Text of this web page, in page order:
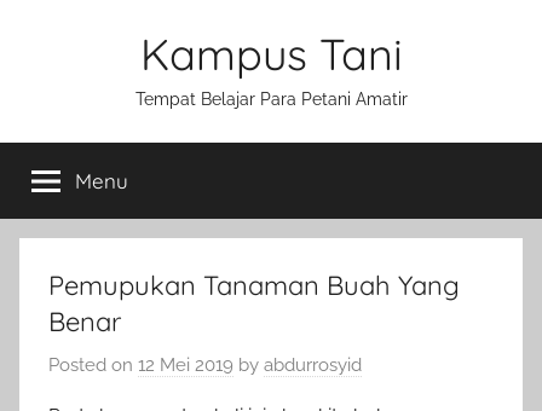
Kampus Tani
Tempat Belajar Para Petani Amatir
Menu
Pemupukan Tanaman Buah Yang
Benar
Posted on 12 Mei 2019 by abdurrosyid